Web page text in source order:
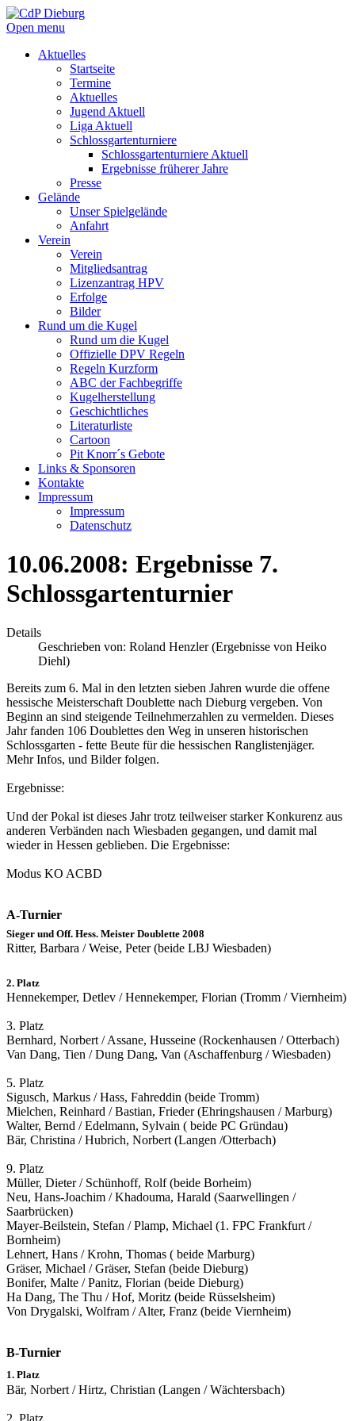
Open menu
Aktuelles
Startseite
Termine
Aktuelles
Jugend Aktuell
Liga Aktuell
Schlossgartenturniere
Schlossgartenturniere Aktuell
Ergebnisse früherer Jahre
Presse
Gelände
Unser Spielgelände
Anfahrt
Verein
Verein
Mitgliedsantrag
Lizenzantrag HPV
Erfolge
Bilder
Rund um die Kugel
Rund um die Kugel
Offizielle DPV Regeln
Regeln Kurzform
ABC der Fachbegriffe
Kugelherstellung
Geschichtliches
Literaturliste
Cartoon
Pit Knorr´s Gebote
Links & Sponsoren
Kontakte
Impressum
Impressum
Datenschutz
10.06.2008: Ergebnisse 7.
Schlossgartenturnier
Details
Geschrieben von: Roland Henzler (Ergebnisse von Heiko
Diehl)
Bereits zum 6. Mal in den letzten sieben Jahren wurde die offene
hessische Meisterschaft Doublette nach Dieburg vergeben. Von
Beginn an sind steigende Teilnehmerzahlen zu vermelden. Dieses
Jahr fanden 106 Doublettes den Weg in unseren historischen
Schlossgarten - fette Beute für die hessischen Ranglistenjäger.
Mehr Infos, und Bilder folgen.
Ergebnisse:
Und der Pokal ist dieses Jahr trotz teilweiser starker Konkurenz aus
anderen Verbänden nach Wiesbaden gegangen, und damit mal
wieder in Hessen geblieben. Die Ergebnisse:
Modus KO ACBD
A-Turnier
Sieger und Off. Hess. Meister Doublette 2008
Ritter, Barbara / Weise, Peter (beide LBJ Wiesbaden)
2. Platz
Hennekemper, Detlev / Hennekemper, Florian (Tromm / Viernheim)
3. Platz
Bernhard, Norbert / Assane, Husseine (Rockenhausen / Otterbach)
Van Dang, Tien / Dung Dang, Van (Aschaffenburg / Wiesbaden)
5. Platz
Sigusch, Markus / Hass, Fahreddin (beide Tromm)
Mielchen, Reinhard / Bastian, Frieder (Ehringshausen / Marburg)
Walter, Bernd / Edelmann, Sylvain ( beide PC Gründau)
Bär, Christina / Hubrich, Norbert (Langen /Otterbach)
9. Platz
Müller, Dieter / Schünhoff, Rolf (beide Borheim)
Neu, Hans-Joachim / Khadouma, Harald (Saarwellingen /
Saarbrücken)
Mayer-Beilstein, Stefan / Plamp, Michael (1. FPC Frankfurt /
Bornheim)
Lehnert, Hans / Krohn, Thomas ( beide Marburg)
Gräser, Michael / Gräser, Stefan (beide Dieburg)
Bonifer, Malte / Panitz, Florian (beide Dieburg)
Ha Dang, The Thu / Hof, Moritz (beide Rüsselsheim)
Von Drygalski, Wolfram / Alter, Franz (beide Viernheim)
B-Turnier
1. Platz
Bär, Norbert / Hirtz, Christian (Langen / Wächtersbach)
2. Platz